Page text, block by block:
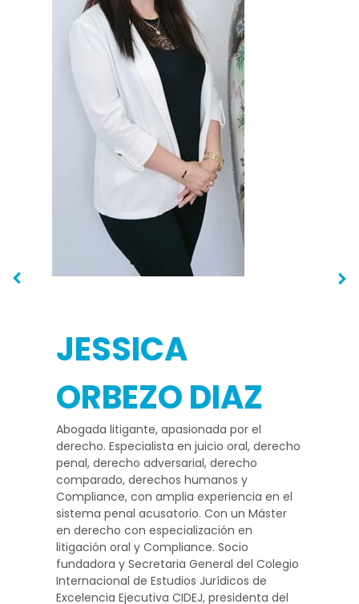
JESSICA
ORBEZO DIAZ
Abogada litigante, apasionada por el
derecho. Especialista en juicio oral, derecho
penal, derecho adversarial, derecho
comparado, derechos humanos y
Compliance, con amplia experiencia en el
sistema penal acusatorio. Con un Máster
en derecho con especialización en
litigación oral y Compliance. Socio
fundadora y Secretaria General del Colegio
Internacional de Estudios Jurídicos de
Excelencia Ejecutiva CIDEJ, presidenta del